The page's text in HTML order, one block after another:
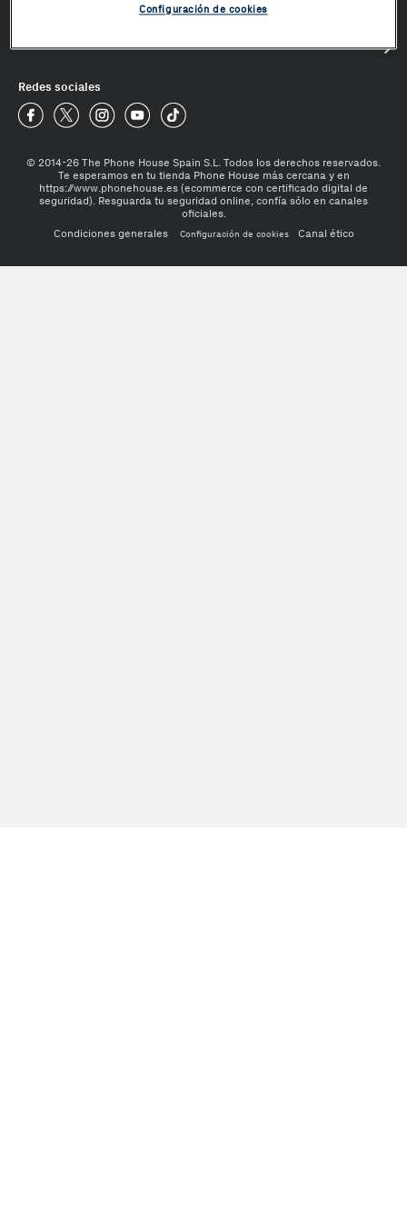
Redes sociales
Phone House Facebook
Phone House Twitter
Phone House Instagram
Phone House Youtube
© 2014-26 The Phone House Spain S.L. Todos los derechos reservados.
Te esperamos en tu tienda Phone House más cercana y en
https://www.phonehouse.es (ecommerce con certificado digital de
seguridad). Resguarda tu seguridad online, confía sólo en canales
oficiales.
Condiciones generales
Configuración de cookies Canal ético
Configuración de cookies